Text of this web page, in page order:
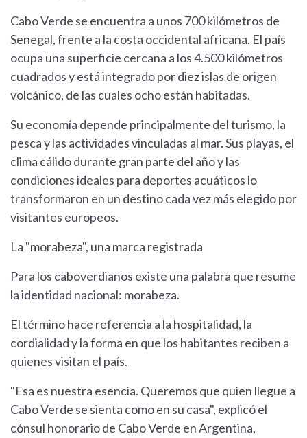
Cabo Verde se encuentra a unos 700 kilómetros de
Senegal, frente a la costa occidental africana. El país
ocupa una superficie cercana a los 4.500 kilómetros
cuadrados y está integrado por diez islas de origen
volcánico, de las cuales ocho están habitadas.
Su economía depende principalmente del turismo, la
pesca y las actividades vinculadas al mar. Sus playas, el
clima cálido durante gran parte del año y las
condiciones ideales para deportes acuáticos lo
transformaron en un destino cada vez más elegido por
visitantes europeos.
La "morabeza", una marca registrada
Para los caboverdianos existe una palabra que resume
la identidad nacional: morabeza.
El término hace referencia a la hospitalidad, la
cordialidad y la forma en que los habitantes reciben a
quienes visitan el país.
"Esa es nuestra esencia. Queremos que quien llegue a
Cabo Verde se sienta como en su casa", explicó el
cónsul honorario de Cabo Verde en Argentina,